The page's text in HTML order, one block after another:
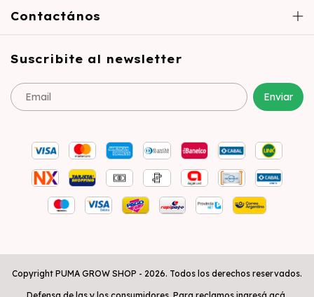
Contactános
Suscribite al newsletter
Copyright PUMA GROW SHOP - 2026. Todos los derechos reservados.